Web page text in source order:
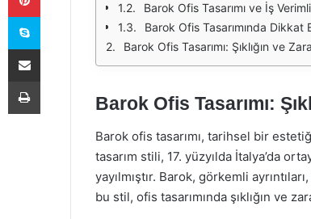
Barok Ofis Tasarımı ve İş
Barok Ofis Tasarımında Dikkat
Barok Ofis Tasarımı: Şıklığın ve
Barok Ofis Tasarımı:
Barok ofis tasarımı, tarihsel bir
tasarım stili, 17. yüzyılda İtalya’da
yayılmıştır. Barok, görkemli
bu stil, ofis tasarımında şıklığın ve
Skype
E-Posta ile paylaş